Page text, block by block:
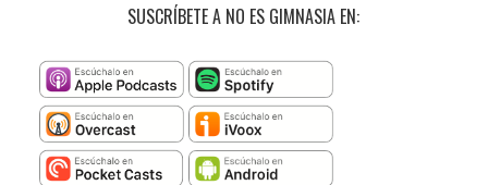
SUSCRÍBETE A NO ES GIMNASIA EN: